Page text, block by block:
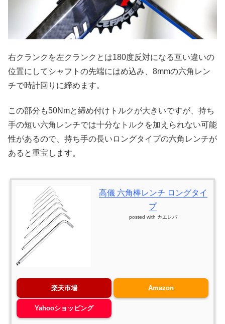
右クランクを左クランクとは180度反対になる互い違いの
位置にしてシャフトの先端にはめ込み、8mmの六角レン
チで時計回りに締めます。
この部分も50Nmと締め付けトルクが大きいですが、持ち
手の短い六角レンチでは十分なトルクを加えられない可能
性があるので、持ち手の長いロングタイプの六角レンチが
あると重宝します。
高儀 六角棒レンチ ロングタイ
プ
posted with カエレバ
楽天市場 Amazon
Yahooショッピング